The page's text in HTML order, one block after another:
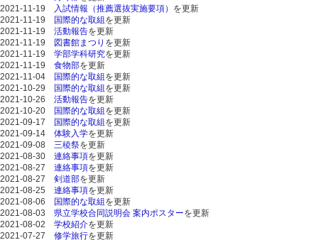
2021-11-19
入試情報（推薦選抜実施要項） を更新
2021-11-19
国際的な取組 を更新
2021-11-19 活動報告を更新
2021-11-19
図書館まつり を更新
2021-11-19 学部学科研究を更新
2021-11-19 食物部を更新
2021-11-04
国際的な取組 を更新
2021-10-29
国際的な取組 を更新
2021-10-26 活動報告を更新
2021-10-20
国際的な取組 を更新
2021-09-17
国際的な取組 を更新
2021-09-14 体験入学を更新
2021-09-08 三稜祭を更新
2021-08-30 連絡事項を更新
2021-08-27 連絡事項を更新
2021-08-27 剣道部を更新
2021-08-25 連絡事項を更新
2021-08-06
国際的な取組 を更新
2021-08-03 県立学校合同説明会 案内ポスターを更新
2021-08-02 学校紹介を更新
2021-07-27 修学旅行を更新